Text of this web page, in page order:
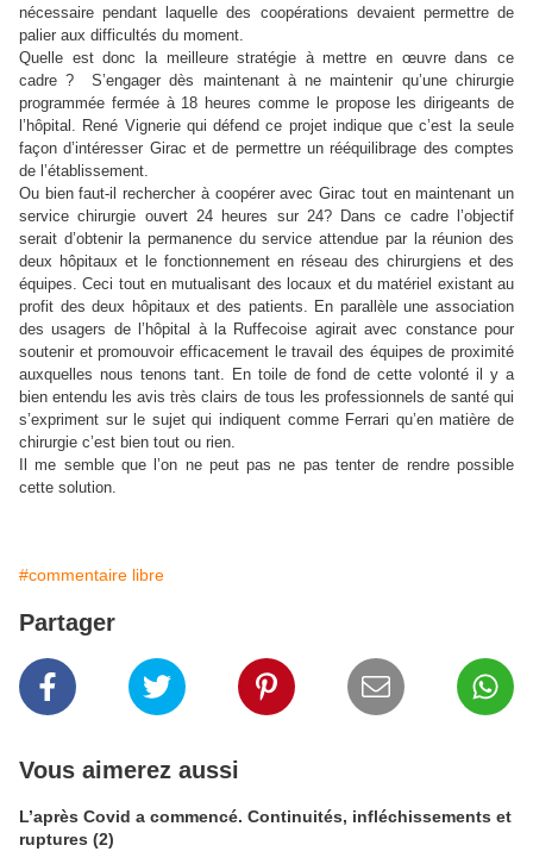
nécessaire pendant laquelle des coopérations devaient permettre de
palier aux difficultés du moment.
Quelle est donc la meilleure stratégie à mettre en œuvre dans ce
cadre ?
S’engager dès maintenant à ne maintenir qu’une chirurgie
programmée fermée à 18 heures comme le propose les dirigeants de
l’hôpital. René Vignerie qui défend ce projet indique que c’est la seule
façon d’intéresser Girac et de permettre un rééquilibrage des comptes
de l’établissement.
Ou bien faut-il rechercher à coopérer avec Girac tout en maintenant un
service chirurgie ouvert 24 heures sur 24? Dans ce cadre l’objectif
serait d’obtenir la permanence du service attendue par la réunion des
deux hôpitaux et le fonctionnement en réseau des chirurgiens et des
équipes. Ceci tout en mutualisant des locaux et du matériel existant au
profit des deux hôpitaux et des patients. En parallèle une association
des usagers de l’hôpital à la Ruffecoise agirait avec constance pour
soutenir et promouvoir efficacement le travail des équipes de proximité
auxquelles nous tenons tant. En toile de fond de cette volonté il y a
bien entendu les avis très clairs de tous les professionnels de santé qui
s’expriment sur le sujet qui indiquent comme Ferrari qu’en matière de
chirurgie c’est bien tout ou rien.
Il me semble que l’on ne peut pas ne pas tenter de rendre possible
cette solution.
#commentaire libre
Partager
Vous aimerez aussi
L’après Covid a commencé. Continuités, infléchissements et
ruptures (2)